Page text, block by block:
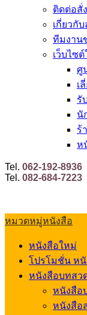
ติดต่อสั่
เกี่ยวกั
ทีมงาน
เว็บไซ
ศู
เ
รั
นั
ร้
ห
Tel. 062-192-8936
Tel. 082-684-7223
หมวดหมู่หนังสือ
หนังสือใหม่
โปรโมชั่น หนั
หนังสือบทสว
หนังสือ
หนังสือ